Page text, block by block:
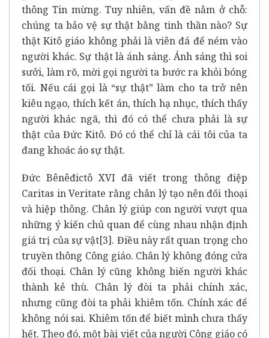
thông Tin mừng. Tuy nhiên, vấn đề nằm ở chỗ:
chúng ta bảo vệ sự thật bằng tinh thần nào? Sự
thật Kitô giáo không phải là viên đá để ném vào
người khác. Sự thật là ánh sáng. Ánh sáng thì soi
sưởi, làm rõ, mời gọi người ta bước ra khỏi bóng
tối. Nếu cái gọi là “sự thật” làm cho ta trở nên
kiêu ngạo, thích kết án, thích hạ nhục, thích thấy
người khác ngã, thì đó có thể chưa phải là sự
thật của Đức Kitô. Đó có thể chỉ là cái tôi của ta
đang khoác áo sự thật.
Đức Bênêđictô XVI đã viết trong thông điệp
Caritas in Veritate rằng chân lý tạo nên đối thoại
và hiệp thông. Chân lý giúp con người vượt qua
những ý kiến chủ quan để cùng nhau nhận định
giá trị của sự vật[3]. Điều này rất quan trọng cho
truyền thông Công giáo. Chân lý không đóng cửa
đối thoại. Chân lý cũng không biến người khác
thành kẻ thù. Chân lý đòi ta phải chính xác,
nhưng cũng đòi ta phải khiêm tốn. Chính xác để
không nói sai. Khiêm tốn để biết mình chưa thấy
hết. Theo đó, một bài viết của người Công giáo có